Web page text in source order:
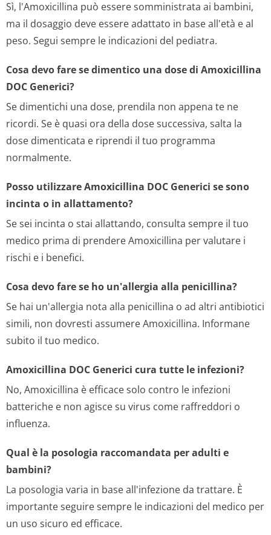
Sì, l'Amoxicillina può essere somministrata ai bambini,
ma il dosaggio deve essere adattato in base all'età e al
peso. Segui sempre le indicazioni del pediatra.
Cosa devo fare se dimentico una dose di Amoxicillina
DOC Generici?
Se dimentichi una dose, prendila non appena te ne
ricordi. Se è quasi ora della dose successiva, salta la
dose dimenticata e riprendi il tuo programma
normalmente.
Posso utilizzare Amoxicillina DOC Generici se sono
incinta o in allattamento?
Se sei incinta o stai allattando, consulta sempre il tuo
medico prima di prendere Amoxicillina per valutare i
rischi e i benefici.
Cosa devo fare se ho un'allergia alla penicillina?
Se hai un'allergia nota alla penicillina o ad altri antibiotici
simili, non dovresti assumere Amoxicillina. Informane
subito il tuo medico.
Amoxicillina DOC Generici cura tutte le infezioni?
No, Amoxicillina è efficace solo contro le infezioni
batteriche e non agisce su virus come raffreddori o
influenza.
Qual è la posologia raccomandata per adulti e
bambini?
La posologia varia in base all'infezione da trattare. È
importante seguire sempre le indicazioni del medico per
un uso sicuro ed efficace.